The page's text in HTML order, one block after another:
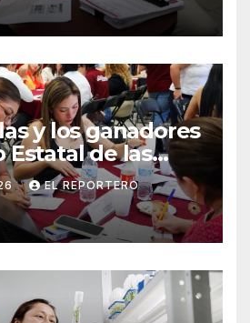
y los ganadores
Estatal de las
2026EL REPORTERO